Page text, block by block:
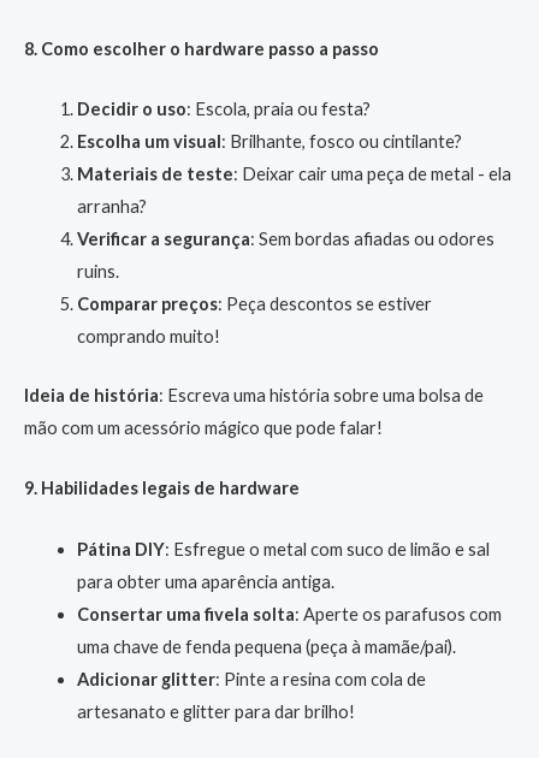
8. Como escolher o hardware passo a passo
Decidir o uso: Escola, praia ou festa?
Escolha um visual: Brilhante, fosco ou cintilante?
Materiais de teste: Deixar cair uma peça de metal - ela
arranha?
Verificar a segurança: Sem bordas afiadas ou odores
ruins.
Comparar preços: Peça descontos se estiver
comprando muito!
Ideia de história: Escreva uma história sobre uma bolsa de
mão com um acessório mágico que pode falar!
9. Habilidades legais de hardware
Pátina DIY: Esfregue o metal com suco de limão e sal
para obter uma aparência antiga.
Consertar uma fivela solta: Aperte os parafusos com
uma chave de fenda pequena (peça à mamãe/pai).
Adicionar glitter: Pinte a resina com cola de
artesanato e glitter para dar brilho!